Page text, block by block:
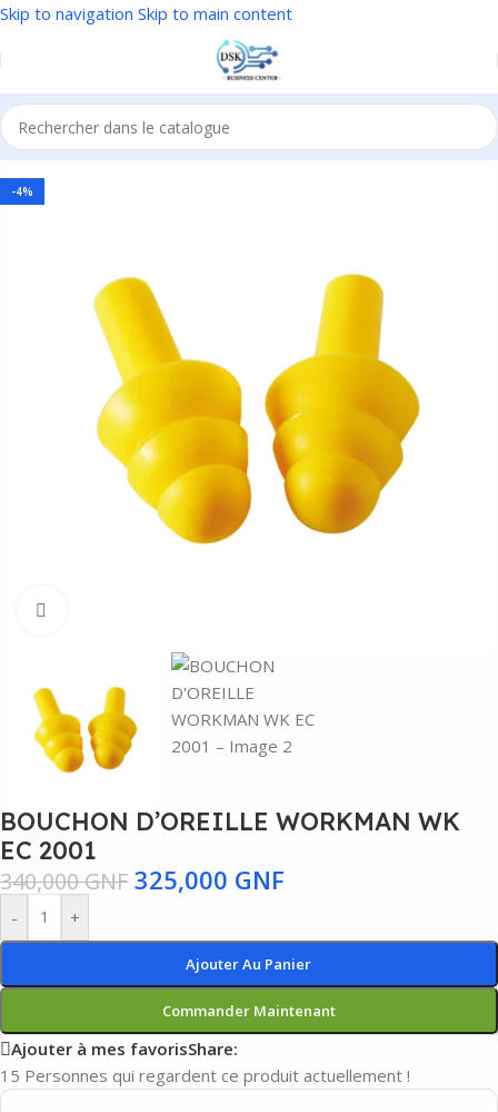
Skip to navigation Skip to main content
Accueil/EPI/Protection auditive
-4%
BOUCHON D’OREILLE WORKMAN WK
EC 2001
340,000GNF 325,000 GNF
- +
Ajouter Au Panier
Commander Maintenant
Ajouter à mes favorisShare:
15 Personnes qui regardent ce produit actuellement !